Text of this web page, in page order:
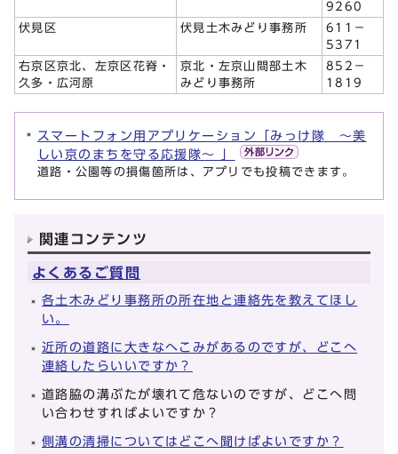
9260
伏見区
伏見土木みどり事務所
611－
5371
右京区京北、左京区花脊・
久多・広河原
京北・左京山間部土木
みどり事務所
852－
1819
スマートフォン用アプリケーション「みっけ隊 〜美
しい京のまちを守る応援隊〜 」
道路・公園等の損傷箇所は、アプリでも投稿できます。
関連コンテンツ
よくあるご質問
各土木みどり事務所の所在地と連絡先を教えてほし
い。
近所の道路に大きなへこみがあるのですが、どこへ
連絡したらいいですか？
道路脇の溝ぶたが壊れて危ないのですが、どこへ問
い合わせすればよいですか？
側溝の清掃についてはどこへ聞けばよいですか？